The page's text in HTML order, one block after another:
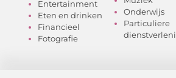
Entertainment
Eten en drinken
Financieel
Fotografie
Onderwijs
Particuliere